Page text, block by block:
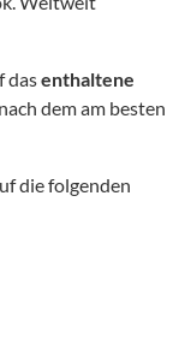
dasenthaltene
dem am besten
die folgenden